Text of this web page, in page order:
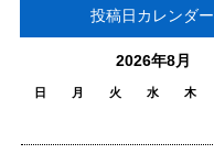
投稿日カレンダー
2026年8月
日 月 火 水 木